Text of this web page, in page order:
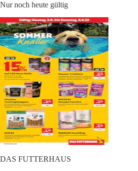
Nur noch heute gültig
DAS FUTTERHAUS